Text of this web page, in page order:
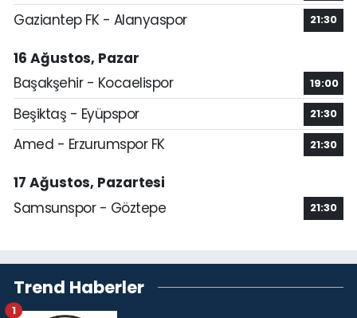
Gaziantep FK - Alanyaspor 21:30
16 Ağustos, Pazar
Başakşehir - Kocaelispor
19:00
Beşiktaş - Eyüpspor 21:30
Amed - Erzurumspor FK 21:30
17 Ağustos, Pazartesi
Samsunspor - Göztepe
21:30
Trend Haberler
1